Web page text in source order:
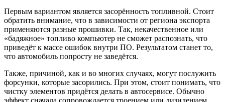
Первым вариантом является засорённость топливной. Стоит
обратить внимание, что в зависимости от региона экспорта
применяются разные прошивки. Так, некачественное или
«бадяжное» топливо компьютер не сможет распознать, что
приведёт к массе ошибок внутри ПО. Результатом станет то,
что автомобиль попросту не заведётся.
Также, причиной, как и во многих случаях, могут послужить
форсунки, которые засорились. При этом, стоит понимать, что
чистку элементов придётся делать в автосервисе. Обычно
эффект сначала сопровождается троением или дизилением.